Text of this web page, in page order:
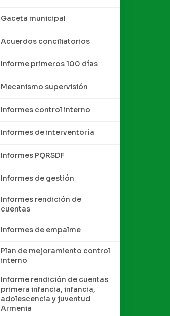
Gaceta municipal
Acuerdos conciliatorios
Informe primeros 100 días
Mecanismo supervisión
Informes control interno
Informes de interventoría
Informes PQRSDF
Informes de gestión
Informes rendición de
cuentas
Informes de empalme
Plan de mejoramiento control
interno
Informe rendición de cuentas
primera infancia, infancia,
adolescencia y juventud
Armenia